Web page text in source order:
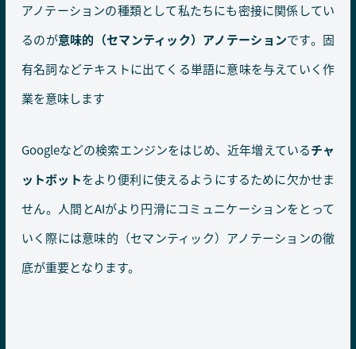
アノテーションの種類として私たちにも密接に関係してい
るのが意味的（セマンティック）アノテーションです。固
有名詞などテキストに出てくる単語に意味を与えていく作
業を意味します
Googleなどの検索エンジンをはじめ、近年増えているチャ
ットボットをより便利に使えるようにするために欠かせま
せん。人間とAIがより円滑にコミュニケーションをとって
いく際には意味的（セマンティック）アノテーションの徹
底が重要となります。